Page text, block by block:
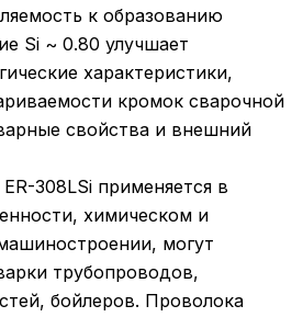
к образованию
Si ~ 0.80 улучшает
характеристики,
кромок сварочной
свойства и внешний
308LSi применяется в
химическом и
могут
трубопроводов,
бойлеров. Проволока